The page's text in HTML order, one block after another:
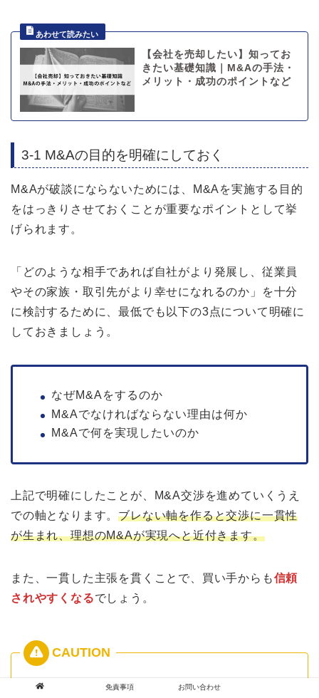
【会社を売却したい】知ってお
きたい基礎知識｜M&Aの手法・
メリット・成功のポイントなど
3-1 M&Aの目的を明確にしておく
M&Aが破談にならないためには、M&Aを実施する目的
をはっきりさせておくことが重要なポイントとして挙
げられます。
「どのような相手であれば自社がより発展し、従業員
やその家族・取引先がより幸せになれるのか」を十分
に検討するために、最低でも以下の3点について明確に
しておきましょう。
なぜM&Aをするのか
M&Aでなければならない理由は何か
M&Aで何を実現したいのか
上記で明確にしたことが、M&A交渉を進めていくうえ
での軸となります。ブレない軸を作ると交渉に一貫性
が生まれ、理想のM&Aが実現へと近付きます。
また、一貫した主張を貫くことで、買い手からも信頼
されやすくなるでしょう。
M&Aで会社を売ることが目的になってしまわな
免責事項 お問い合わせ